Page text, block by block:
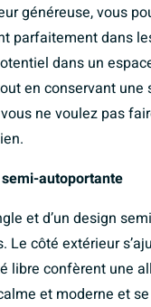
généreuse, vous
parfaitement dans
dans un
en conservant une
ne voulez pas
autoportante
et d’un design
côté extérieur
libre confèrent une
et moderne et